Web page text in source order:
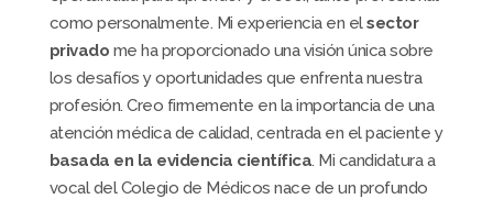
como personalmente. Mi experiencia en elsector
privado me ha proporcionado una visión única sobre
los desafíos y oportunidades que enfrenta nuestra
profesión. Creo firmemente en la importancia de una
atención médica de calidad, centrada en el paciente y
basada en la evidencia científica. Mi candidatura a
vocal del Colegio de Médicos nace de un profundo